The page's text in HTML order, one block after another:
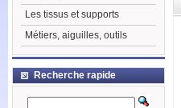
Les tissus et supports
Métiers, aiguilles, outils
Recherche rapide